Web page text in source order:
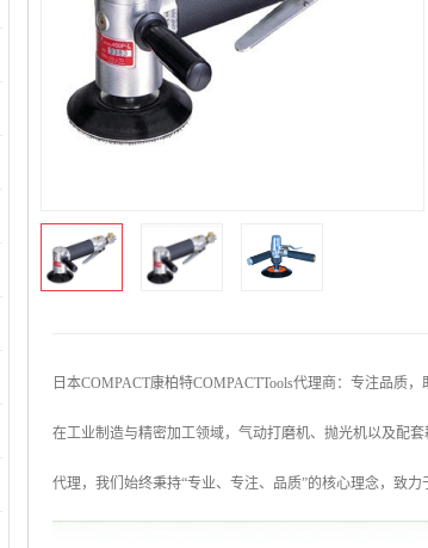
日本COMPACT康柏特COMPACTTools代理商：专注品质
在工业制造与精密加工领域，气动打磨机、抛光机以及配
代理，我们始终秉持“专业、专注、品质”的核心理念，致